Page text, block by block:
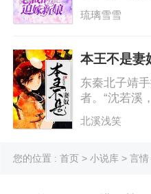
手回春，绝
们向他告状
紧他的大腿
他一副要吃
行让你看看
琉璃雪雪
本王不是妻
东秦北子靖
者。“沈若溪
本王受伤了
给本王解毒
她。王府侍
北溪浅笑
您的位置 : 首页> 小说库> 言情